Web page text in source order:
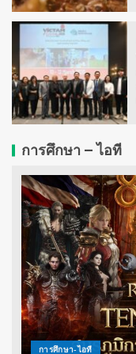
การศึกษา – ไอที
การศึกษา-ไอที